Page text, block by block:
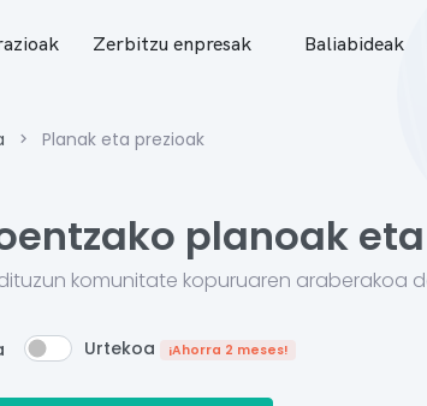
Zerbitzu enpresak Baliabideak
Planak eta prezioak
planoak
komunitate kopuruaren araberakoa
Urtekoa ¡Ahorra 2 meses!